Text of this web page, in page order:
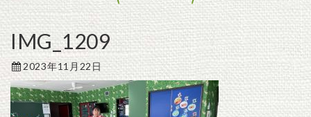
IMG_1209
2023年11月22日